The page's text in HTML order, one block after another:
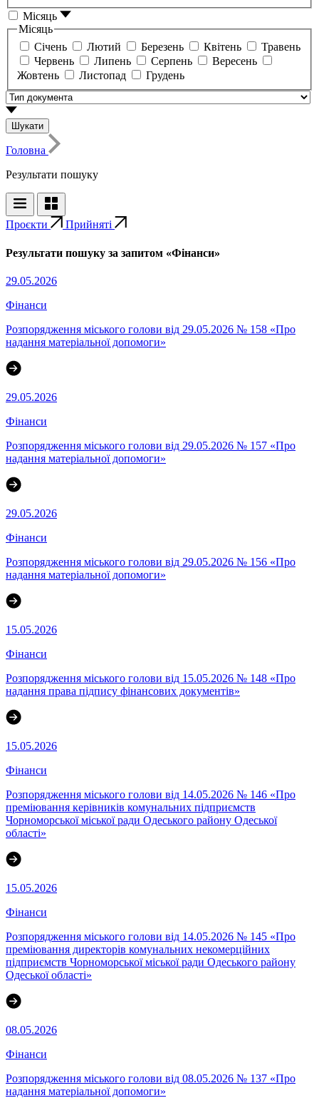
Місяць
Місяць
Січень
Лютий Березень Квітень
Травень
Червень
Липень Серпень
Вересень
Жовтень
Листопад Грудень
Шукати
Головна
Результати пошуку
Проєкти Прийняті
Результати пошуку за запитом «Фінанси»
29.05.2026
Фінанси
Розпорядження міського голови від 29.05.2026 № 158 «Про
надання матеріальної допомоги»
29.05.2026
Фінанси
Розпорядження міського голови від 29.05.2026 № 157 «Про
надання матеріальної допомоги»
29.05.2026
Фінанси
Розпорядження міського голови від 29.05.2026 № 156 «Про
надання матеріальної допомоги»
15.05.2026
Фінанси
Розпорядження міського голови від 15.05.2026 № 148 «Про
надання права підпису фінансових документів»
15.05.2026
Фінанси
Розпорядження міського голови від 14.05.2026 № 146 «Про
преміювання керівників комунальних підприємств
Чорноморської міської ради Одеського району Одеської
області»
15.05.2026
Фінанси
Розпорядження міського голови від 14.05.2026 № 145 «Про
преміювання директорів комунальних некомерційних
підприємств Чорноморської міської ради Одеського району
Одеської області»
08.05.2026
Фінанси
Розпорядження міського голови від 08.05.2026 № 137 «Про
надання матеріальної допомоги»